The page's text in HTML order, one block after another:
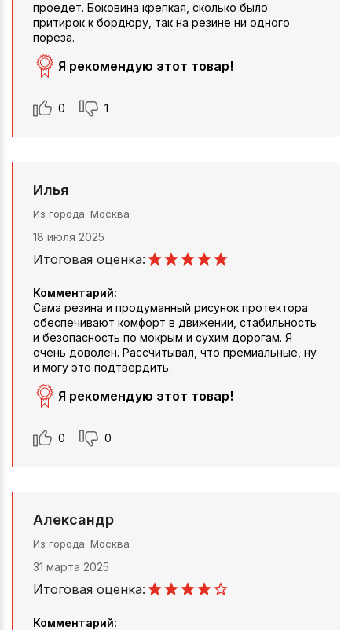
проедет. Боковина крепкая, сколько было
притирок к бордюру, так на резине ни одного
пореза.
Я рекомендую этот товар!
0 1
Илья
Из города Москва
18 июля 2025
Итоговая оценка:
Комментарий:
Сама резина и продуманный рисунок протектора
обеспечивают комфорт в движении, стабильность
и безопасность по мокрым и сухим дорогам. Я
очень доволен. Рассчитывал, что премиальные, ну
и могу это подтвердить.
Я рекомендую этот товар!
0 0
Александр
Из города Москва
31 марта 2025
Итоговая оценка:
Комментарий: